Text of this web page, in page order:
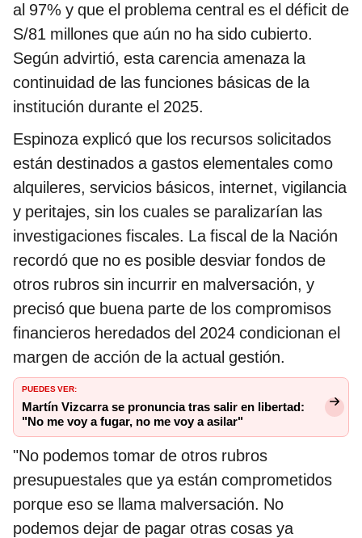
al 97% y que el problema central es el déficit de
S/81 millones que aún no ha sido cubierto.
Según advirtió, esta carencia amenaza la
continuidad de las funciones básicas de la
institución durante el 2025.
Espinoza explicó que los recursos solicitados
están destinados a gastos elementales como
alquileres, servicios básicos, internet, vigilancia
y peritajes, sin los cuales se paralizarían las
investigaciones fiscales. La fiscal de la Nación
recordó que no es posible desviar fondos de
otros rubros sin incurrir en malversación, y
precisó que buena parte de los compromisos
financieros heredados del 2024 condicionan el
margen de acción de la actual gestión.
PUEDES VER:
Martín Vizcarra se pronuncia tras salir en libertad:
"No me voy a fugar, no me voy a asilar"
"No podemos tomar de otros rubros
presupuestales que ya están comprometidos
porque eso se llama malversación. No
podemos dejar de pagar otras cosas ya